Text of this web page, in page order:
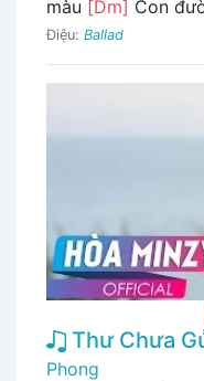
màu [Dm] Con
Điệu: Ballad
Thư Chưa
Phong